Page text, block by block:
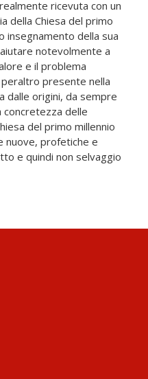
ricevuta con un
della Chiesa del primo
insegnamento della sua
notevolmente a
e il problema
presente nella
dalle origini, da sempre
concretezza delle
del primo millennio
nuove, profetiche e
e quindi non selvaggio